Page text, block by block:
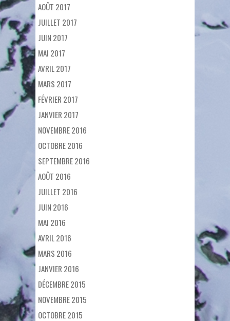
AOÛT 2017
JUILLET 2017
JUIN 2017
MAI 2017
AVRIL 2017
MARS 2017
FÉVRIER 2017
JANVIER 2017
NOVEMBRE 2016
OCTOBRE 2016
SEPTEMBRE 2016
AOÛT 2016
JUILLET 2016
JUIN 2016
MAI 2016
AVRIL 2016
MARS 2016
JANVIER 2016
DÉCEMBRE 2015
NOVEMBRE 2015
OCTOBRE 2015